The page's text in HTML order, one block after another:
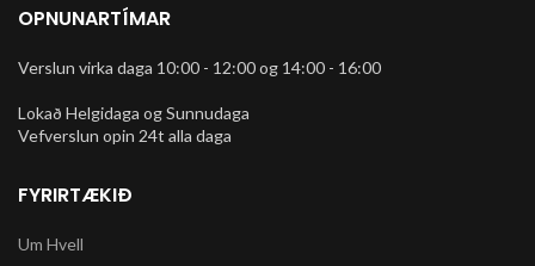
OPNUNARTÍMAR
Verslun virka daga 10:00 - 12:00 og 14:00 - 16:00
Lokað Helgidaga og Sunnudaga
Vefverslun opin 24t alla daga
FYRIRTÆKIÐ
Um Hvell